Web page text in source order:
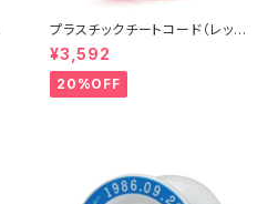
プラスチックチートコード（レッ
ド）
¥3,592
20%OFF